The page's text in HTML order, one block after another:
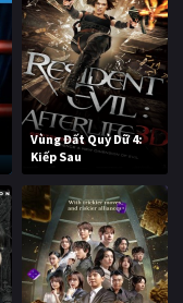
Vùng Đất Quỷ Dữ 4:
Kiếp Sau